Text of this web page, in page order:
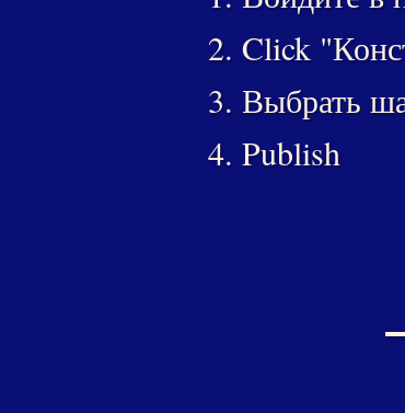
Click
Выбрать
Publish